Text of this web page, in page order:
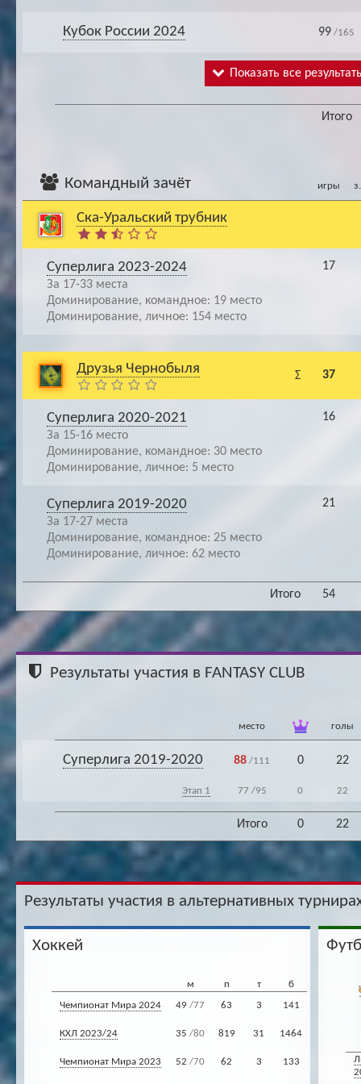
Кубок России 2024 99 /165
Показать все
Итого
Командный зачёт игры
Ска-Уральский трубник
Суперлига 2023-2024
За 17-33 места
Доминирование, командное: 19 место
Доминирование, личное: 154 место
17
Друзья Чернобыля Σ 37
Суперлига 2020-2021
За 15-16 место
Доминирование, командное: 30 место
Доминирование, личное: 5 место
16
Суперлига 2019-2020
За 17-27 места
Доминирование, командное: 25 место
Доминирование, личное: 62 место
21
Итого 54
Результаты участия в FANTASY CLUB
место голы
Суперлига 2019-2020 88 /111 0 22
Этап 1 77 /95 0 22
Итого 0 22
Результаты участия в альтернативных
Хоккей
м п т
б
Чемпионат Мира 2024
49 /77 63 3 141
КХЛ 2023/24 35 /80 819 31 1464
Чемпионат Мира 2023 52 /70 62 3 133